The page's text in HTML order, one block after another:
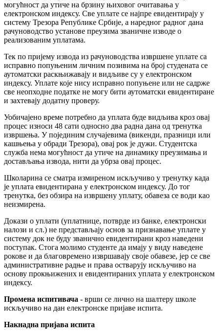
могућност да утиче на брзину њиховог очитавања у
електронском индексу. Све уплате се најпре евидентирају у
систему Трезора Републике Србије, а наредног радног дана
рачуноводство установе преузима званичне изводе о
реализованим уплатама.
Тек по пријему извода из рачуноводства извршене уплате са
исправно попуњеним личним позивима на број студената се
аутоматски раскњижавају и видљиве су у електронском
индексу. Уплате које нису исправно попуњене или не садрже
све неопходне податке не могу бити аутоматски евидентиране
и захтевају додатну проверу.
Уобичајено време потребно да уплата буде видљива кроз овај
процес износи 48 сати односно два радна дана од тренутка
извршења. У појединим случајевима (викенди, празници или
кашњења у обради Трезора), овај рок је дужи. Студентска
служба нема могућност да утиче на динамику преузимања и
достављања извода, нити да убрза овај процес.
Школарина се сматра измиреном искључиво у тренутку када
је уплата евидентирана у електронском индексу. До тог
тренутка, без обзира на извршену уплату, обавеза се води као
неизмирена.
Докази о уплати (уплатнице, потврде из банке, електронски
налози и сл.) не представљају основ за признавање уплате у
систему док не буду званично евидентирани кроз наведени
поступак. Стога молимо студенте да имају у виду наведене
рокове и да благовремено извршавају своје обавезе, јер се све
административне радње и права остварују искључиво на
основу прокњижених и евидентираних уплата у електронском
индексу.
Промена испитивача - врши се лично на шалтеру школе
искључиво на дан електронске пријаве испита.
Накнадна пријава испита